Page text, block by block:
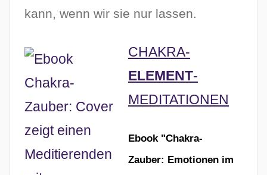
2
2
kann, wenn wir sie nur lassen.
CHAKRA-
ELEMENT-
MEDITATIONEN
Ebook "Chakra-
Zauber: Emotionen im